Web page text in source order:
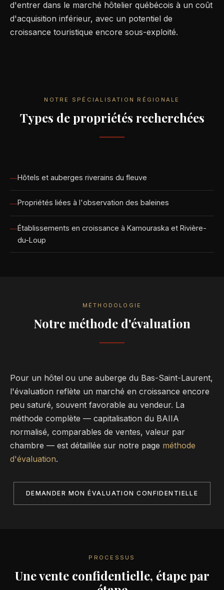
d'entrer dans le marché hôtelier québécois à un coût
d'acquisition inférieur, avec un potentiel de
croissance touristique encore sous-exploité.
NOTRE SPÉCIALISATION RÉGIONALE
Types de propriétés recherchées
Hôtels et auberges riverains du fleuve
Propriétés liées à l'observation des baleines
Établissements en croissance à Kamouraska et Rivière-
du-Loup
MÉTHODOLOGIE
Notre méthode d'évaluation
Pour un hôtel ou une auberge du Bas-Saint-Laurent,
l'évaluation reflète un marché en croissance encore
peu saturé, souvent favorable au vendeur. La
méthode complète — capitalisation du BAIIA
normalisé, comparables de ventes, valeur par
chambre — est détaillée sur notre page méthode
d'évaluation.
DEMANDER MON ÉVALUATION CONFIDENTIELLE
PROCESSUS
Une vente confidentielle, étape par